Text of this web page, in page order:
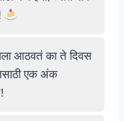
आठवतं का ते दिवस
एक अंक